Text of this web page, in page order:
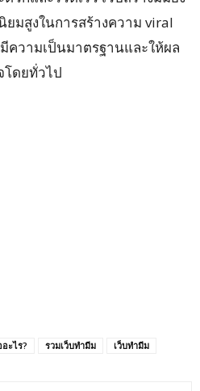
ยมสูงในการสร้างความ viral
ความเป็นมาตรฐานและให้ผล
โดยทั่วไป
อะไร? รวมเว็บทำมีม เว็บทำมีม